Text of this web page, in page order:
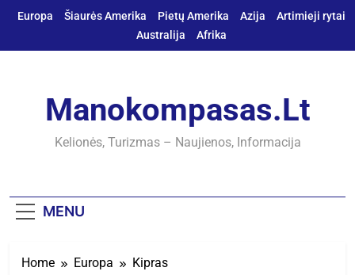
SkipEuropa Šiaurės Amerika Pietų Amerika Azija
Artimieji rytai
Australija
Afrika
Manokompasas.lt
Kelionės, Turizmas – Naujienos, Informacija
MENU
Home Europa Kipras